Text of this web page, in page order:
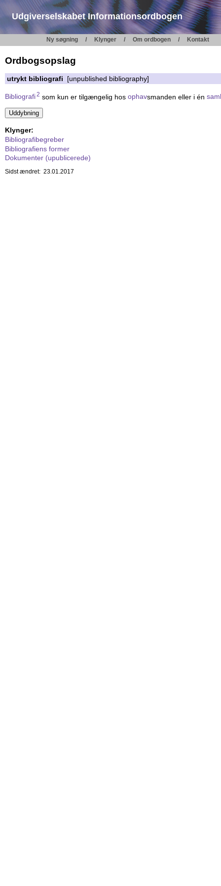
Udgiverselskabet Informationsordbogen
Ny søgning Klynger Om ordbogen Kontakt
Ordbogsopslag
utrykt bibliografi [unpublished bibliography]
Bibliografi2 som kun er tilgængelig hosophavsmanden eller i én
Klynger:
Bibliografibegreber
Bibliografiens former
Dokumenter (upublicerede)
Sidst ændret: 23.01.2017